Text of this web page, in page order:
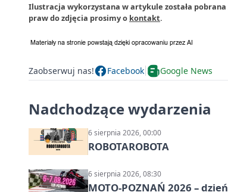
Ilustracja wykorzystana w artykule została pobrana
praw do zdjęcia prosimy o kontakt.
Zaobserwuj nas! Facebook Google News
Nadchodzące wydarzenia
6 sierpnia 2026, 00:00
ROBOTAROBOTA
6 sierpnia 2026, 08:30
MOTO-POZNAŃ 2026 –